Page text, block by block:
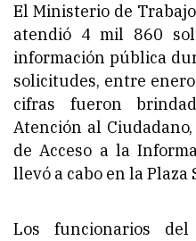
El Ministerio de
atendió 4 mil 860
información pública
solicitudes, entre
cifras fueron
Atención al
de Acceso a la
llevó a cabo en la Plaza
Los funcionarios